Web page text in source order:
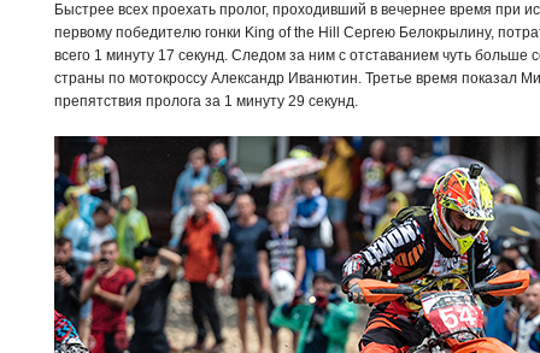
Быстрее всех проехать пролог, проходивший в вечернее время при
первому победителю гонки King of the Hill Сергею Белокрылину,
всего 1 минуту 17 секунд. Следом за ним с отставанием чуть больше
страны по мотокроссу Александр Иванютин. Третье время показал
препятствия пролога за 1 минуту 29 секунд.